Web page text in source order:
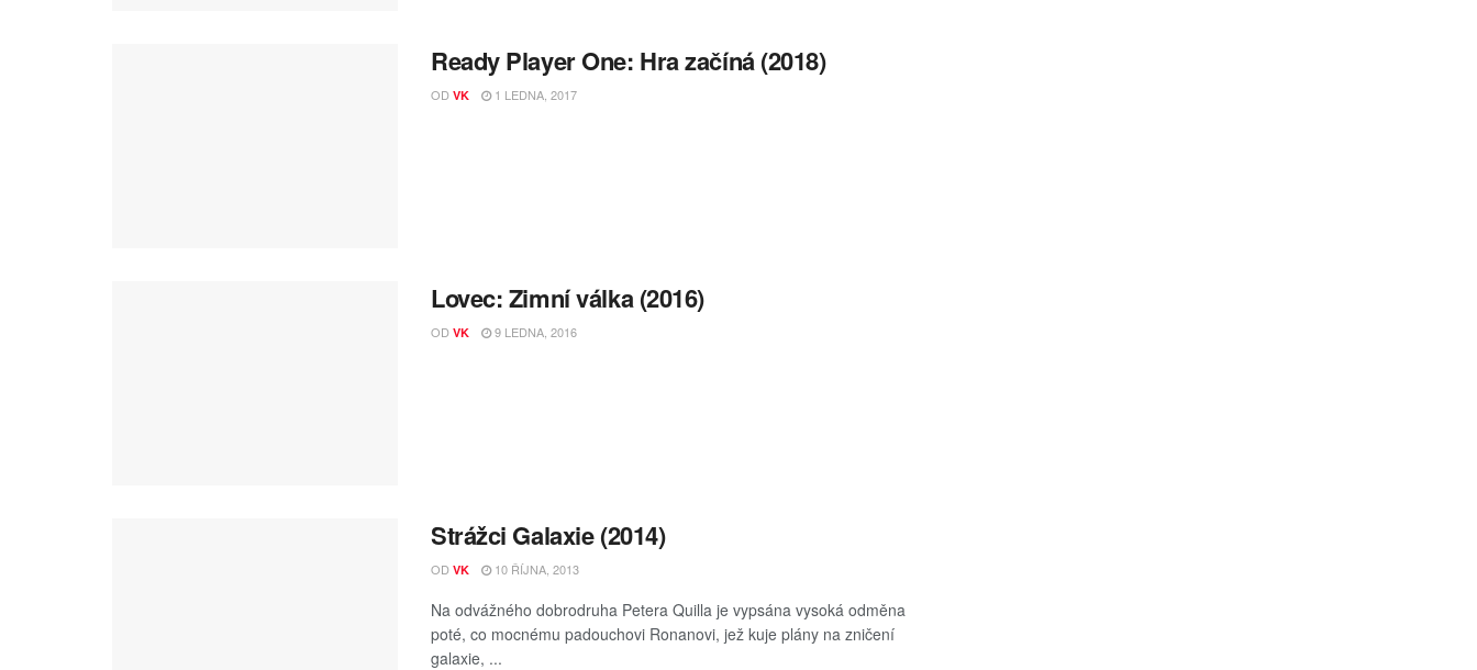
Ready Player One: Hra začíná (2018)
OD VK 1 LEDNA, 2017
Lovec: Zimní válka (2016)
OD VK 9 LEDNA, 2016
Strážci Galaxie (2014)
OD VK 10 ŘÍJNA, 2013
Na odvážného dobrodruha Petera Quilla je vypsána vysoká odměna
poté, co mocnému padouchovi Ronanovi, jež kuje plány na zničení
galaxie, ...